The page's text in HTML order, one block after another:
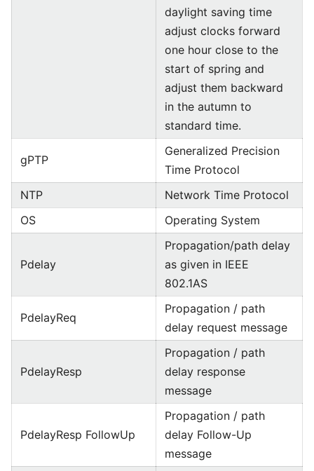
daylight saving time
adjust clocks forward
one hour close to the
start of spring and
adjust them backward
in the autumn to
standard time.
gPTP
Generalized Precision
Time Protocol
NTP
Network Time Protocol
OS
Operating System
Pdelay
Propagation/path delay
as given in IEEE
802.1AS
PdelayReq
Propagation / path
delay request message
PdelayResp
Propagation / path
delay response
message
PdelayResp FollowUp
Propagation / path
delay Follow-Up
message